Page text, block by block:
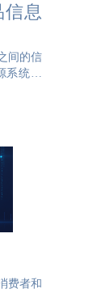
息
间的信
统当
量问
费者和